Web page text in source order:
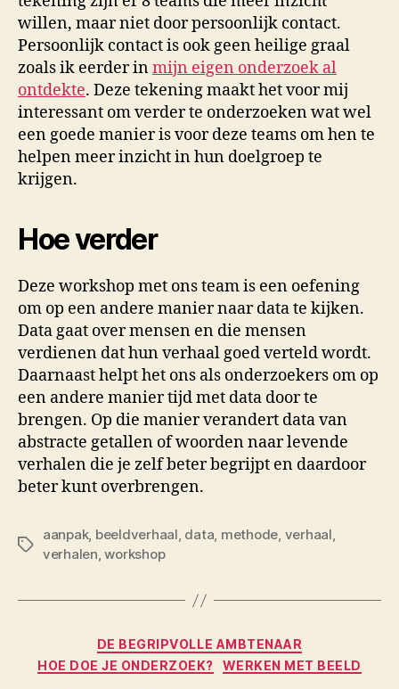
willen, maar niet door persoonlijk contact.
Persoonlijk contact is ook geen heilige graal
zoals ik eerder inmijn eigen onderzoek al
ontdekte. Deze tekening maakt het voor mij
interessant om verder te onderzoeken wat wel
een goede manier is voor deze teams om hen te
helpen meer inzicht in hun doelgroep te
krijgen.
Hoe verder
Deze workshop met ons team is een oefening
om op een andere manier naar data te kijken.
Data gaat over mensen en die mensen
verdienen dat hun verhaal goed verteld wordt.
Daarnaast helpt het ons als onderzoekers om op
een andere manier tijd met data door te
brengen. Op die manier verandert data van
abstracte getallen of woorden naar levende
verhalen die je zelf beter begrijpt en daardoor
beter kunt overbrengen.
Tags
aanpak, beeldverhaal, data, methode, verhaal,
verhalen,workshop
Categorieën
DE BEGRIPVOLLE AMBTENAAR
HOE DOE JE ONDERZOEK?
WERKEN MET BEELD